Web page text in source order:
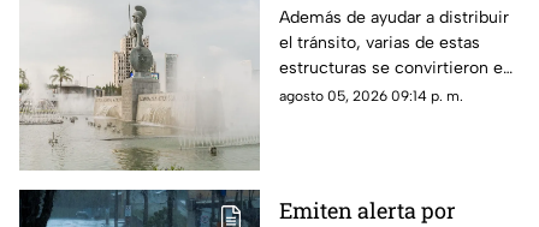
llena de glorietas? Esta
es la razón
Además de ayudar a distribuir
el tránsito, varias de estas
estructuras se convirtieron en
símbolos de la ciudad y puntos
agosto 05, 2026 09:14 p. m.
Emiten alerta por